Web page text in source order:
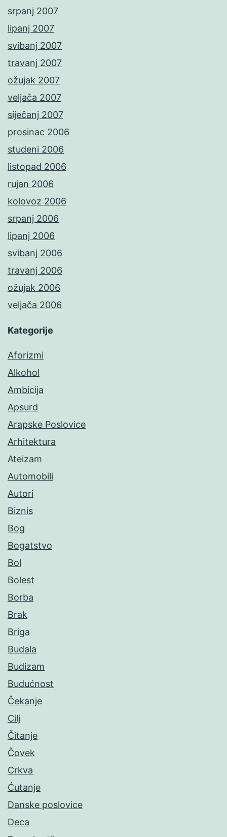
srpanj 2007
lipanj 2007
svibanj 2007
travanj 2007
ožujak 2007
veljača 2007
siječanj 2007
prosinac 2006
studeni 2006
listopad 2006
rujan 2006
kolovoz 2006
srpanj 2006
lipanj 2006
svibanj 2006
travanj 2006
ožujak 2006
veljača 2006
Kategorije
Aforizmi
Alkohol
Ambicija
Apsurd
Arapske Poslovice
Arhitektura
Ateizam
Automobili
Autori
Biznis
Bog
Bogatstvo
Bol
Bolest
Borba
Brak
Briga
Budala
Budizam
Budućnost
Čekanje
Cilj
Čitanje
Čovek
Crkva
Ćutanje
Danske poslovice
Deca